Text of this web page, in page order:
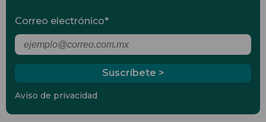
Correo electrónico*
Aviso de privacidad